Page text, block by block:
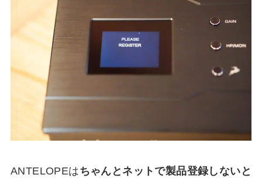
ANTELOPEはちゃんとネットで製品登録しないと